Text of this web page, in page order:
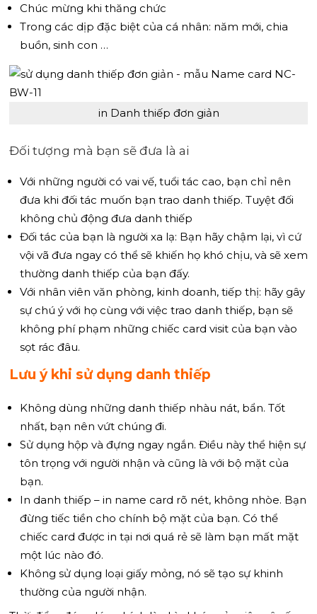
Chúc mừng khi thăng chức
Trong các dịp đặc biệt của cá nhân: năm mới, chia
buồn, sinh con …
in Danh thiếp đơn giản
Đối tượng mà bạn sẽ đưa là ai
Với những người có vai vế, tuổi tác cao, bạn chỉ nên
đưa khi đối tác muốn bạn trao danh thiếp. Tuyệt đối
không chủ động đưa danh thiếp
Đối tác của bạn là người xa lạ: Bạn hãy chậm lại, vì cứ
vội vã đưa ngay có thể sẽ khiến họ khó chịu, và sẽ xem
thường danh thiếp của bạn đấy.
Với nhân viên văn phòng, kinh doanh, tiếp thị: hãy gây
sự chú ý với họ cùng với việc trao danh thiếp, bạn sẽ
không phí phạm những chiếc card visit của bạn vào
sọt rác đâu.
Lưu ý khi sử dụng danh thiếp
Không dùng những danh thiếp nhàu nát, bẩn. Tốt
nhất, bạn nên vứt chúng đi.
Sử dụng hộp và đựng ngay ngắn. Điều này thể hiện sự
tôn trọng với người nhận và cũng là với bộ mặt của
bạn.
In danh thiếp – in name card rõ nét, không nhòe. Bạn
đừng tiếc tiền cho chính bộ mặt của bạn. Có thể
chiếc card được in tại nơi quá rẻ sẽ làm bạn mất mặt
một lúc nào đó.
Không sử dụng loại giấy mỏng, nó sẽ tạo sự khinh
thường của người nhận.